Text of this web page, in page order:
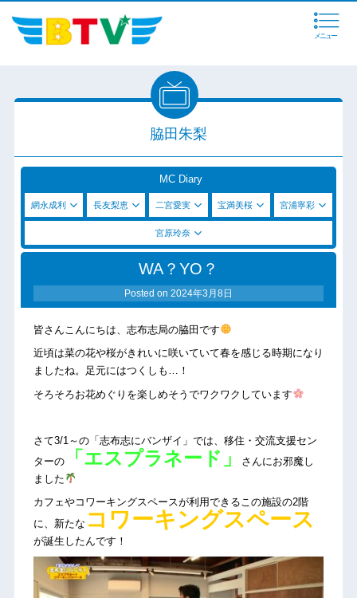
メニュー
脇田朱梨
MC Diary
網永成利 長友梨恵 二宮愛実 宝満美桜 宮浦寧彩
宮原玲奈
WA？YO？
Posted on 2024年3月8日
皆さんこんにちは、志布志局の脇田です
近頃は菜の花や桜がきれいに咲いていて春を感じる時期になり
ましたね。足元にはつくしも…！
そろそろお花めぐりを楽しめそうでワクワクしています
さて3/1～の「志布志にバンザイ」では、移住・交流支援セン
ターの「エスプラネード」
さんにお邪魔し
ました
カフェやコワーキングスペースが利用できるこの施設の2階
に、新たな コワーキングスペース
が誕生したんです！